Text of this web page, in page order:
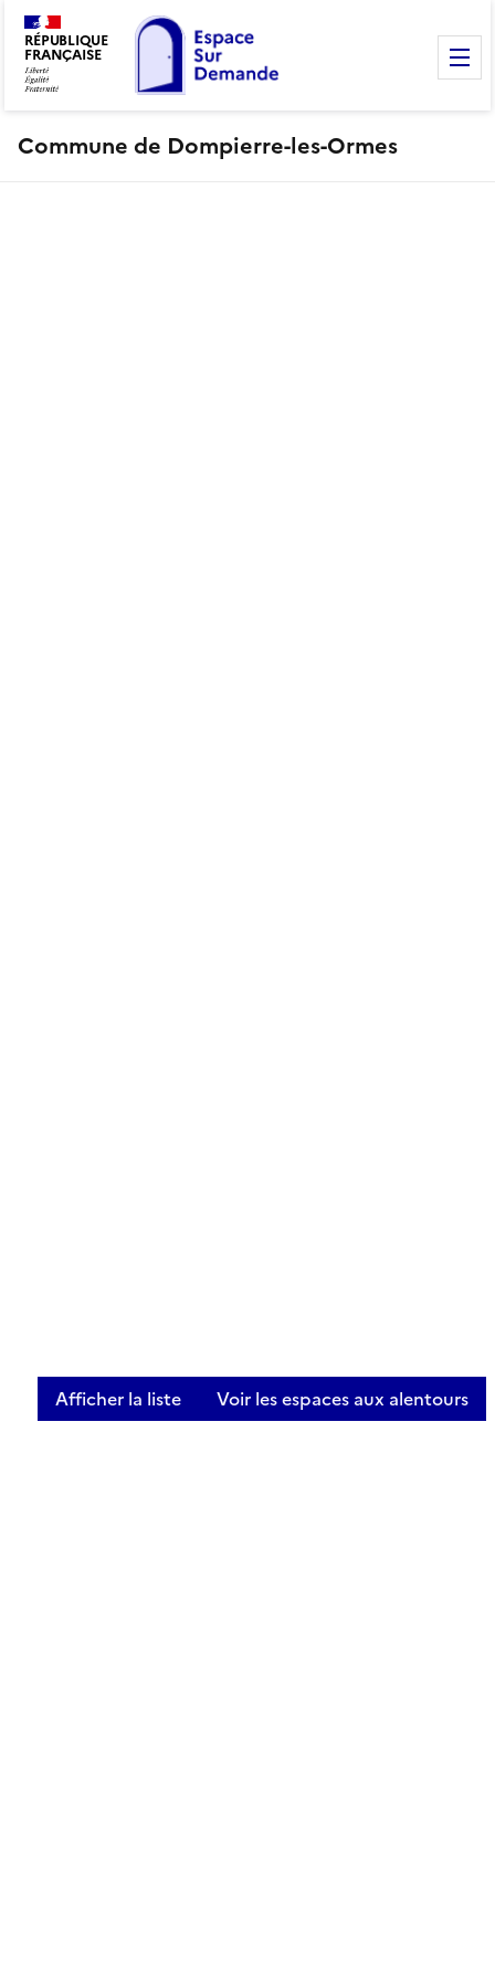
RÉPUBLIQUE
FRANÇAISE
Commune de Dompierre-les-Ormes
Afficher la liste Voir les espaces aux alentours